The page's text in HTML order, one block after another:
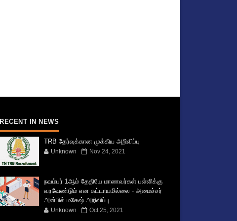
RECENT IN NEWS
TRB தேர்வுக்கான முக்கிய அறிவிப்பு
Unknown Nov 24, 2021
நவம்பர் 1ஆம் தேதியே மாணவர்கள் பள்ளிக்கு
வரவேண்டும் என கட்டாயமில்லை - அமைச்சர்
அன்பில் மகேஷ் அறிவிப்பு
Unknown Oct 25, 2021